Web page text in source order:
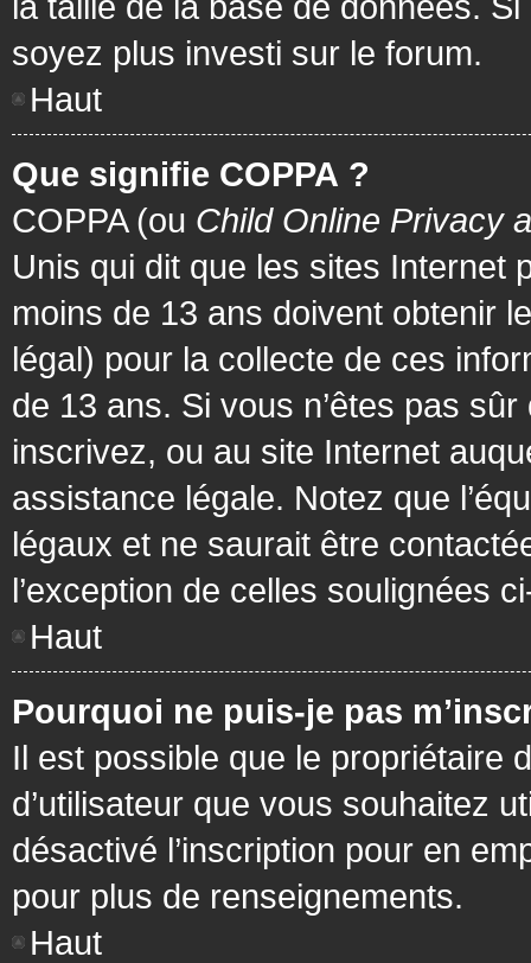
soyez plus investi sur le forum.
Haut
Que signifie COPPA ?
COPPA (ou Child Online Privacy
Unis qui dit que les sites Internet
moins de 13 ans doivent obtenir
légal) pour la collecte de ces
de 13 ans. Si vous n’êtes pas
inscrivez, ou au site Internet
assistance légale. Notez que
légaux et ne saurait être
l’exception de celles soulignées
Haut
Pourquoi ne puis-je pas
Il est possible que le propriétaire
d’utilisateur que vous souhaitez
désactivé l’inscription pour en
pour plus de renseignements.
Haut